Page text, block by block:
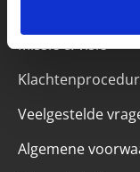
Missie & visie
Veelgestelde
Algemene